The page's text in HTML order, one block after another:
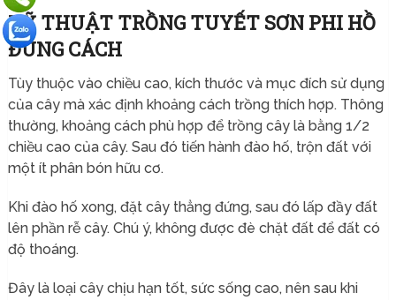
KỸ THUẬT TRỒNG TUYẾT SƠN PHI HỒ
ĐÚNG CÁCH
Tùy thuộc vào chiều cao, kích thước và mục đích sử dụng
của cây mà xác định khoảng cách trồng thích hợp. Thông
thường, khoảng cách phù hợp để trồng cây là bằng 1/2
chiều cao của cây. Sau đó tiến hành đào hố, trộn đất với
một ít phân bón hữu cơ.
Khi đào hố xong, đặt cây thẳng đứng, sau đó lấp đầy đất
lên phần rễ cây. Chú ý, không được đè chặt đất để đất có
độ thoáng.
Đây là loại cây chịu hạn tốt, sức sống cao, nên sau khi